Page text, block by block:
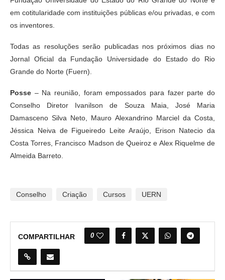
em cotitularidade com instituições públicas e/ou privadas, e com
os inventores.
Todas as resoluções serão publicadas nos próximos dias no
Jornal Oficial da Fundação Universidade do Estado do Rio
Grande do Norte (Fuern).
Posse – Na reunião, foram empossados para fazer parte do
Conselho Diretor Ivanilson de Souza Maia, José Maria
Damasceno Silva Neto, Mauro Alexandrino Marciel da Costa,
Jéssica Neiva de Figueiredo Leite Araújo, Erison Natecio da
Costa Torres, Francisco Madson de Queiroz e Alex Riquelme de
Almeida Barreto.
Conselho Criação Cursos UERN
COMPARTILHAR 0